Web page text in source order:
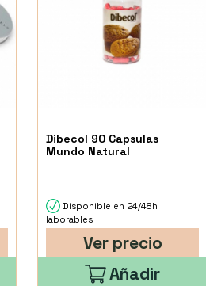
Dibecol 90 Capsulas
Mundo Natural
Disponible en 24/48h
laborables
Ver precio
Añadir